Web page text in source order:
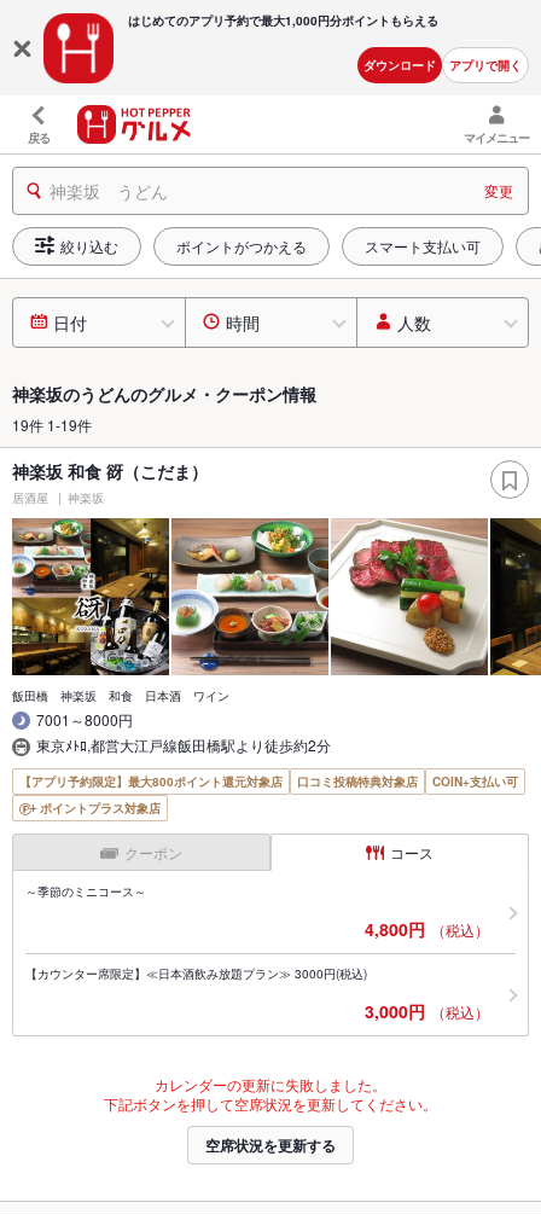
はじめてのアプリ予約で最大1,000円分ポイントもらえる
ダウンロード アプリで開く
戻る マイメニュー
神楽坂 うどん 変更
絞り込む ポイントがつかえる スマート支払い可
日付 時間 人数
神楽坂のうどんのグルメ・クーポン情報
19件 1-19件
神楽坂 和食 谺（こだま）
居酒屋 神楽坂
飯田橋 神楽坂 和食 日本酒 ワイン
7001～8000円
東京ﾒﾄﾛ,都営大江戸線飯田橋駅より徒歩約2分
【アプリ予約限定】最大800ポイント還元対象店 口コミ投稿特典対象店
COIN+支払い可
ポイントプラス対象店
クーポン コース
～季節のミニコース～
4,800円 （税込）
【カウンター席限定】≪日本酒飲み放題プラン≫ 3000円(税込)
3,000円 （税込）
カレンダーの更新に失敗しました。
下記ボタンを押して空席状況を更新してください。
空席状況を更新する